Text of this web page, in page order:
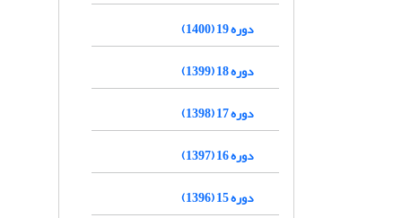
دوره 19 (1400)
دوره 18 (1399)
دوره 17 (1398)
دوره 16 (1397)
دوره 15 (1396)